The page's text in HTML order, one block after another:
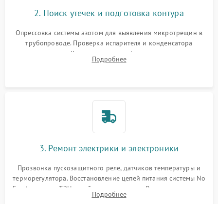
2. Поиск утечек и подготовка контура
Опрессовка системы азотом для выявления микротрещин в
трубопроводе. Проверка испарителя и конденсатора
течеискателем. Демонтаж старого фильтра-осушителя и
продувка капиллярной трубки для устранения засоров.
Подробнее
3. Ремонт электрики и электроники
Прозвонка пускозащитного реле, датчиков температуры и
терморегулятора. Восстановление цепей питания системы No
Frost, включая ТЭН оттайки и вентилятор. Ремонт или замена
платы управления при сбоях алгоритмов.
Подробнее